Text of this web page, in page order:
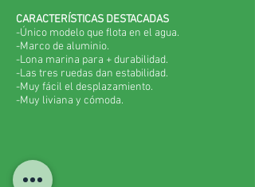
CARACTERÍSTICAS DESTACADAS
-Único modelo que flota en el agua.
-Marco de aluminio.
-Lona marina para + durabilidad.
-Las tres ruedas dan estabilidad.
-Muy fácil el desplazamiento.
-Muy liviana y cómoda.